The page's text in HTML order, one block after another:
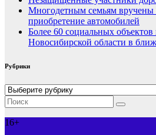
Многодетным семьям вручены
приобретение автомобилей
Более 60 социальных объектов
Новосибирской области в
Рубрики
Рубрики
16+